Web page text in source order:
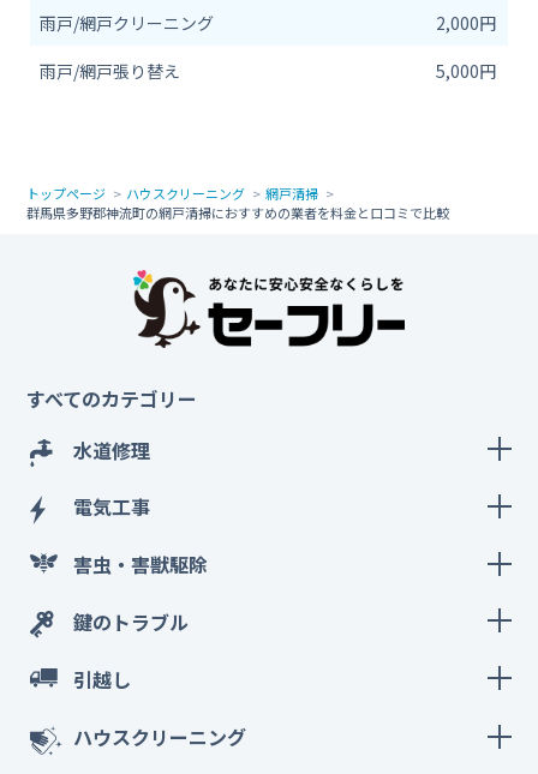
雨戸/網戸クリーニング
2,000円
雨戸/網戸張り替え
5,000円
トップページ ハウスクリーニング
網戸清掃
群馬県多野郡神流町の網戸清掃におすすめの業者を料金と口コミで比較
すべてのカテゴリー
水道修理
電気工事
害虫・害獣駆除
鍵のトラブル
引越し
ハウスクリーニング